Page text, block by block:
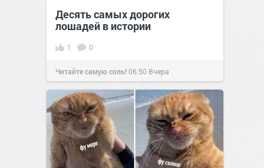
Десять самых дорогих
лошадей в истории
1 0
Читайте самую соль!06:50 Вчера